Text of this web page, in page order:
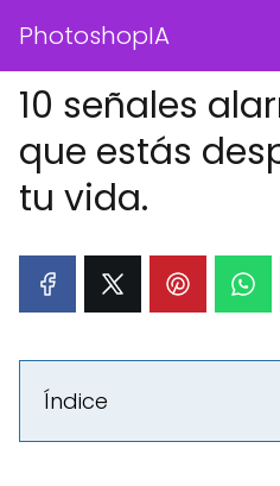
PhotoshopIA
10 señales
que estás
tu vida.
Índice